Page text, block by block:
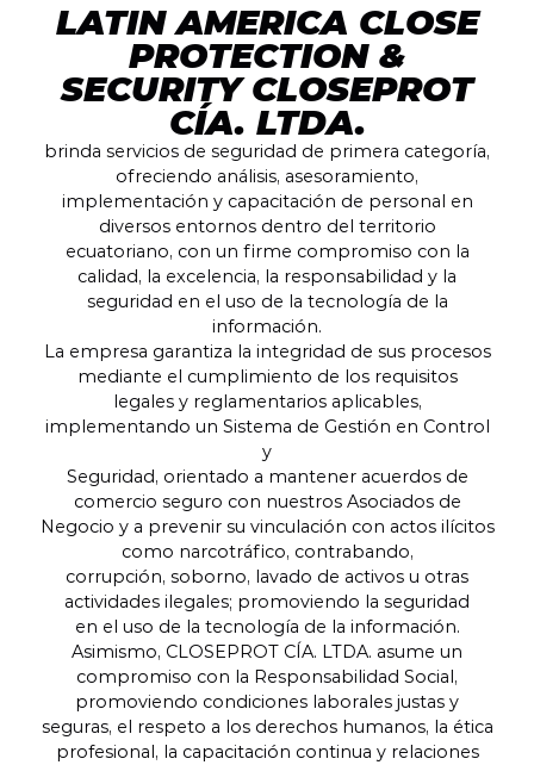
LATIN AMERICA CLOSE
PROTECTION &
SECURITY CLOSEPROT
CÍA. LTDA.
brinda servicios de seguridad de primera categoría,
ofreciendo análisis, asesoramiento,
implementación y capacitación de personal en
diversos entornos dentro del territorio
ecuatoriano, con un firme compromiso con la
calidad, la excelencia, la responsabilidad y la
seguridad en el uso de la tecnología de la
información.
La empresa garantiza la integridad de sus procesos
mediante el cumplimiento de los requisitos
legales y reglamentarios aplicables,
implementando un Sistema de Gestión en Control
y
Seguridad, orientado a mantener acuerdos de
comercio seguro con nuestros Asociados de
Negocio y a prevenir su vinculación con actos ilícitos
como narcotráfico, contrabando,
corrupción, soborno, lavado de activos u otras
actividades ilegales; promoviendo la seguridad
en el uso de la tecnología de la información.
Asimismo, CLOSEPROT CÍA. LTDA. asume un
compromiso con la Responsabilidad Social,
promoviendo condiciones laborales justas y
seguras, el respeto a los derechos humanos, la ética
profesional, la capacitación continua y relaciones